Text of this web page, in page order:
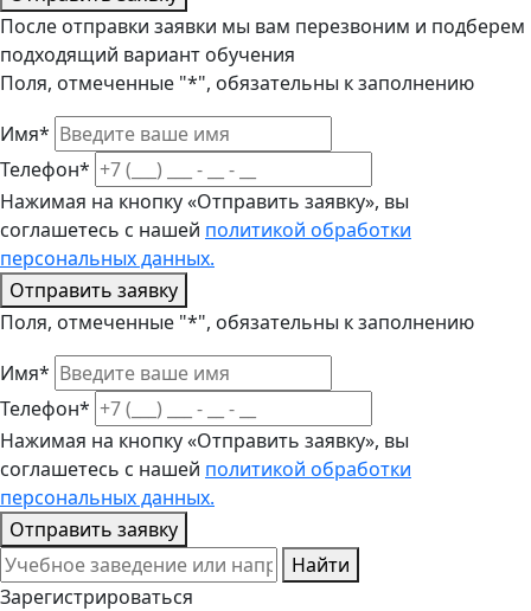
После отправки заявки мы вам перезвоним и подберем
подходящий вариант обучения
Поля, отмеченные "*", обязательны к заполнению
Имя*
Телефон*
Нажимая на кнопку «Отправить заявку», вы
соглашетесь с нашей политикой обработки
персональных данных.
Отправить заявку
Поля, отмеченные "*", обязательны к заполнению
Имя*
Телефон*
Нажимая на кнопку «Отправить заявку», вы
соглашетесь с нашей политикой обработки
персональных данных.
Отправить заявку
Найти
Зарегистрироваться